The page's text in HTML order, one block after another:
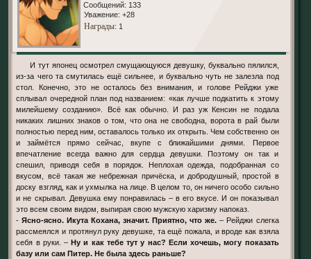
Сообщений: 133
Уважение: +28
Награды: 1
И тут японец осмотрел смущающуюся девушку, буквально пялился,
из-за чего та смутилась ещё сильнее, и буквально чуть не залезла под
стол. Конечно, это не осталось без внимания, и голове Рейджи уже
сплывал очередной план под названием: «как лучше подкатить к этому
милейшему созданию». Всё как обычно. И раз уж Кенсин не подала
никаких лишних знаков о том, что она не свободна, ворота в рай были
полностью перед ним, оставалось только их открыть. Чем собственно он
и займётся прямо сейчас, вкупе с ближайшими днями. Первое
впечатление всегда важно для сердца девушки. Поэтому он так и
спешил, приводя себя в порядок. Неплохая одежда, подобранная со
вкусом, всё такая же небрежная причёска, и добродушный, простой в
доску взгляд, как и ухмылка на лице. В целом то, он ничего особо сильно
и не скрывал. Девушка ему понравилась – в его вкусе. И он показывал
это всем своим видом, выпирая свою мужскую харизму напоказ.
-Ясно-ясно. Икута Кохана, значит. Приятно, что же.– Рейджи слегка
рассмеялся и протянул руку девушке, та ещё пожала, и вроде как взяла
себя в руки. – Ну и как тебе тут у нас? Если хочешь, могу показать
базу или сам Питер. Не была здесь раньше?